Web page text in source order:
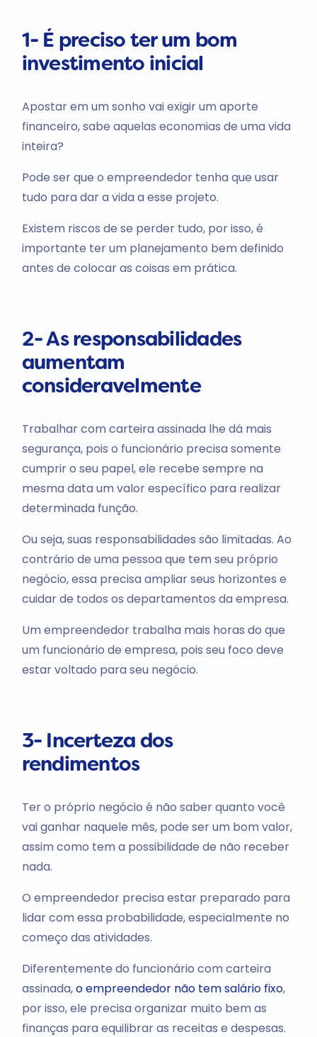
1- É preciso ter um bom
investimento inicial
Apostar em um sonho vai exigir um aporte
financeiro, sabe aquelas economias de uma vida
inteira?
Pode ser que o empreendedor tenha que usar
tudo para dar a vida a esse projeto.
Existem riscos de se perder tudo, por isso, é
importante ter um planejamento bem definido
antes de colocar as coisas em prática.
2- As responsabilidades
aumentam
consideravelmente
Trabalhar com carteira assinada lhe dá mais
segurança, pois o funcionário precisa somente
cumprir o seu papel, ele recebe sempre na
mesma data um valor específico para realizar
determinada função.
Ou seja, suas responsabilidades são limitadas. Ao
contrário de uma pessoa que tem seu próprio
negócio, essa precisa ampliar seus horizontes e
cuidar de todos os departamentos da empresa.
Um empreendedor trabalha mais horas do que
um funcionário de empresa, pois seu foco deve
estar voltado para seu negócio.
3- Incerteza dos
rendimentos
Ter o próprio negócio é não saber quanto você
vai ganhar naquele mês, pode ser um bom valor,
assim como tem a possibilidade de não receber
nada.
O empreendedor precisa estar preparado para
lidar com essa probabilidade, especialmente no
começo das atividades.
Diferentemente do funcionário com carteira
assinada,o empreendedor não tem salário fixo,
por isso, ele precisa organizar muito bem as
finanças para equilibrar as receitas e despesas.